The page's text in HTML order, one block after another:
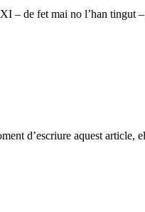
– de fet mai no l’han
d’escriure aquest article,